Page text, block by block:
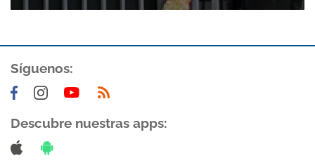
Síguenos:
Descubre nuestras apps: